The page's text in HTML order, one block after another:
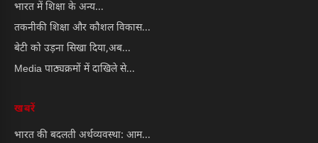
भारत में शिक्षा के अन्य...
तकनीकी शिक्षा और कौशल विकास...
बेटी को उड़ना सिखा दिया,अब...
Media पाठ्यक्रमों में दाखिले से...
खबरें
भारत की बदलती अर्थव्यवस्था: आम...